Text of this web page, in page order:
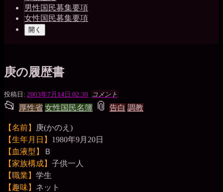
シ
ン
男性国民募集要項
女性国民募集要項
開く
庚の履歴書
投稿日: 2003年7月14日 02:39 黒
水
晶
局
コメント
📂 投
稿
グ
ル
ー
厚性省 女性国民名簿 📎 タ
告白 調教
【名前】
庚(かのえ)
【生年月日】 1980年9月20日
【血液型】
Ｂ
【家族構成】 子供一人
【職業】 学生
【趣味】 ネット